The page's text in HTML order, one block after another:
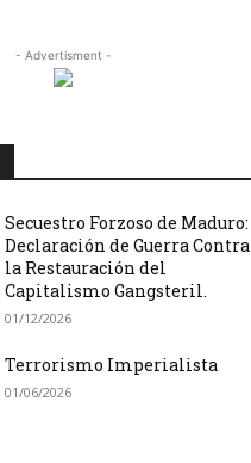
- Advertisment -
Secuestro Forzoso de Maduro:
Declaración de Guerra Contra
la Restauración del
Capitalismo Gangsteril.
01/12/2026
Terrorismo Imperialista
01/06/2026